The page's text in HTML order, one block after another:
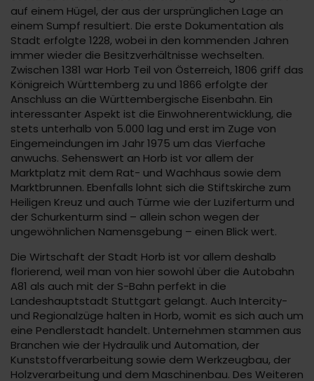
auf einem Hügel, der aus der ursprünglichen Lage an
einem Sumpf resultiert. Die erste Dokumentation als
Stadt erfolgte 1228, wobei in den kommenden Jahren
immer wieder die Besitzverhältnisse wechselten.
Zwischen 1381 war Horb Teil von Österreich, 1806 griff das
Königreich Württemberg zu und 1866 erfolgte der
Anschluss an die Württembergische Eisenbahn. Ein
interessanter Aspekt ist die Einwohnerentwicklung, die
stets unterhalb von 5.000 lag und erst im Zuge von
Eingemeindungen im Jahr 1975 um das Vierfache
anwuchs. Sehenswert an Horb ist vor allem der
Marktplatz mit dem Rat- und Wachhaus sowie dem
Marktbrunnen. Ebenfalls lohnt sich die Stiftskirche zum
Heiligen Kreuz und auch Türme wie der Luziferturm und
der Schurkenturm sind – allein schon wegen der
ungewöhnlichen Namensgebung – einen Blick wert.
Die Wirtschaft der Stadt Horb ist vor allem deshalb
florierend, weil man von hier sowohl über die Autobahn
A81 als auch mit der S-Bahn perfekt in die
Landeshauptstadt Stuttgart gelangt. Auch Intercity-
und Regionalzüge halten in Horb, womit es sich auch um
eine Pendlerstadt handelt. Unternehmen stammen aus
Branchen wie der Hydraulik und Automation, der
Kunststoffverarbeitung sowie dem Werkzeugbau, der
Holzverarbeitung und dem Maschinenbau. Des Weiteren